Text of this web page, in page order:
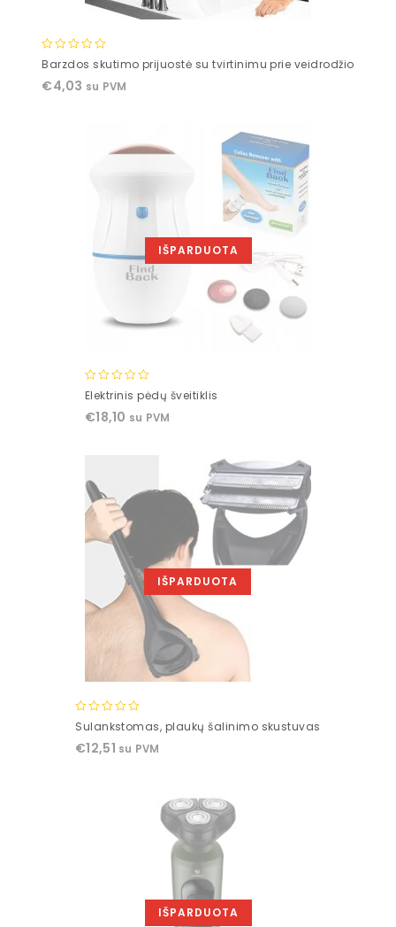
0
of
Barzdos skutimo prijuostė su tvirtinimu prie veidrodžio
€4,03 su PVM
IŠPARDUOTA
0
of
Elektrinis pėdų šveitiklis
€18,10 su PVM
IŠPARDUOTA
0
of
Sulankstomas, plaukų šalinimo skustuvas
€12,51 su PVM
IŠPARDUOTA